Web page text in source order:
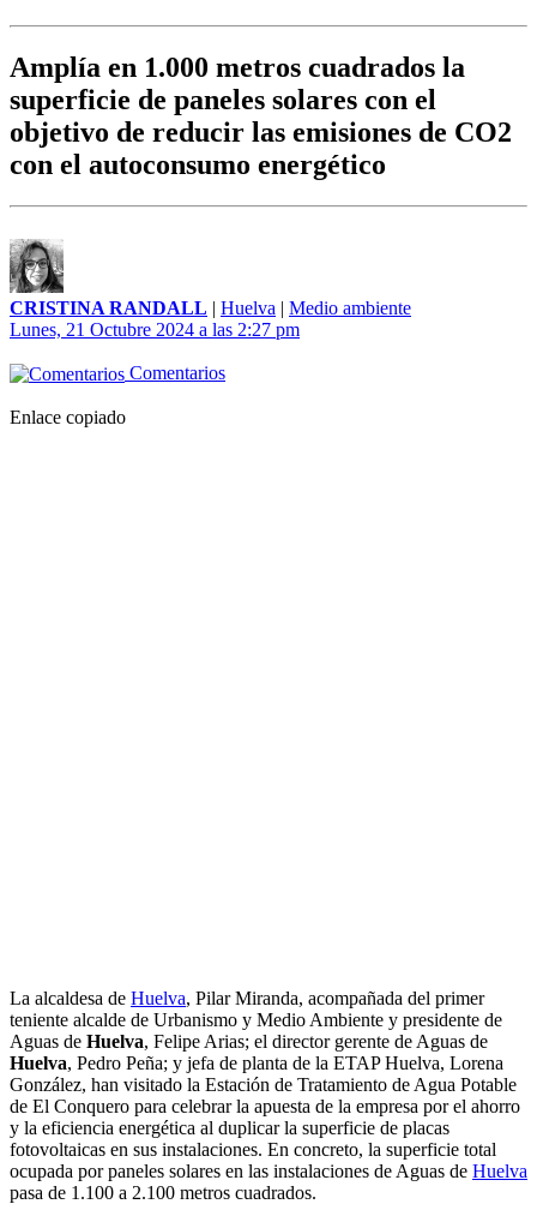
Amplía en 1.000 metros cuadrados la
superficie de paneles solares con el
objetivo de reducir las emisiones de CO2
con el autoconsumo energético
CRISTINA RANDALL | Huelva | Medio ambiente
Lunes, 21 Octubre 2024 a las 2:27 pm
Comentarios
Enlace copiado
La alcaldesa de Huelva, Pilar Miranda, acompañada del primer
teniente alcalde de Urbanismo y Medio Ambiente y presidente de
Aguas de Huelva, Felipe Arias; el director gerente de Aguas de
Huelva, Pedro Peña; y jefa de planta de la ETAP Huelva, Lorena
González, han visitado la Estación de Tratamiento de Agua Potable
de El Conquero para celebrar la apuesta de la empresa por el ahorro
y la eficiencia energética al duplicar la superficie de placas
fotovoltaicas en sus instalaciones. En concreto, la superficie total
ocupada por paneles solares en las instalaciones de Aguas de Huelva
pasa de 1.100 a 2.100 metros cuadrados.